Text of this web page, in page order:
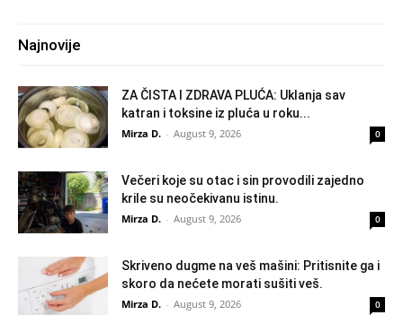
Najnovije
ZA ČISTA I ZDRAVA PLUĆA: Uklanja sav
katran i toksine iz pluća u roku...
Mirza D. - August 9, 2026 0
Večeri koje su otac i sin provodili zajedno
krile su neočekivanu istinu.
Mirza D. - August 9, 2026 0
Skriveno dugme na veš mašini: Pritisnite ga i
skoro da nećete morati sušiti veš.
Mirza D. - August 9, 2026 0